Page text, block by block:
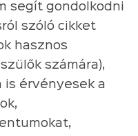
segít gondolkodni
szóló cikket
hasznos
számára),
is érvényesek a